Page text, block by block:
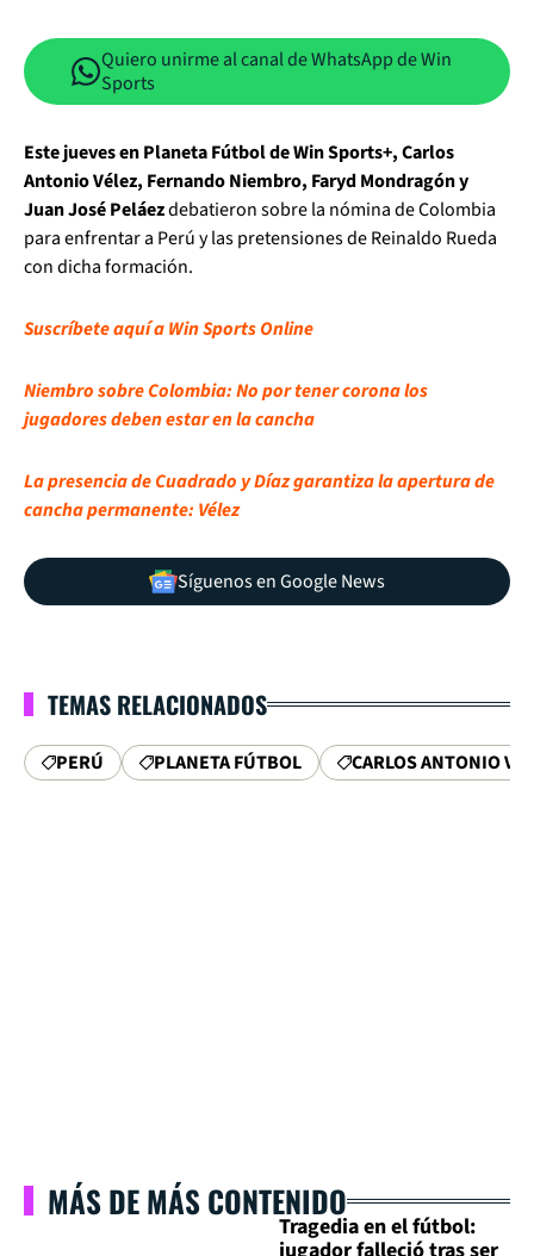
Quiero unirme al canal de WhatsApp de Win
Sports
Este jueves en Planeta Fútbol de Win Sports+, Carlos
Antonio Vélez, Fernando Niembro, Faryd Mondragón y
Juan José Peláezdebatieron sobre la nómina de Colombia
para enfrentar a Perú y las pretensiones de Reinaldo Rueda
con dicha formación.
Suscríbete aquí a Win Sports Online
Niembro sobre Colombia: No por tener corona los
jugadores deben estar en la cancha
La presencia de Cuadrado y Díaz garantiza la apertura de
cancha permanente: Vélez
Síguenos en Google News
TEMAS RELACIONADOS
PERÚ PLANETA FÚTBOL CARLOS ANTONIO
MÁS DE MÁS CONTENIDO
Tragedia en el fútbol: